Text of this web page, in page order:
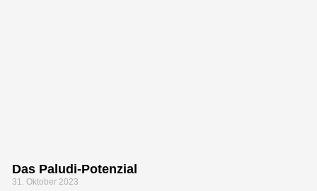
Das Paludi-Potenzial
31. Oktober 2023